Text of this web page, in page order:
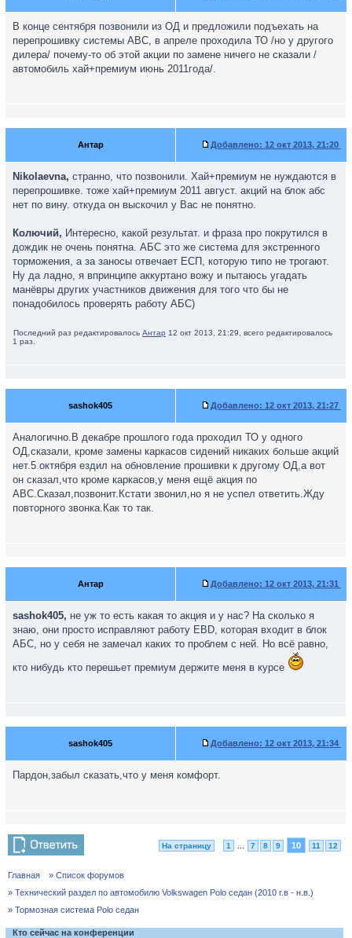
В конце сентября позвонили из ОД и предложили подъехать на
перепрошивку системы АВС, в апреле проходила ТО /но у другого
дилера/ почему-то об этой акции по замене ничего не сказали /
автомобиль хай+премиум июнь 2011года/.
Антар Добавлено: 12 окт 2013, 21:20
Nikolaevna, странно, что позвонили. Хай+премиум не нуждаются в
перепрошивке. тоже хай+премиум 2011 август. акций на блок абс
нет по вину. откуда он выскочил у Вас не понятно.
Колючий, Интересно, какой результат. и фраза про покрутился в
дождик не очень понятна. АБС это же система для экстренного
торможения, а за заносы отвечает ЕСП, которую типо не трогают.
Ну да ладно, я впринципе аккуртано вожу и пытаюсь угадать
манёвры других участников движения для того что бы не
понадобилось проверять работу АБС)
Последний раз редактировалось Антар 12 окт 2013, 21:29, всего редактировалось
1 раз.
sashok405 Добавлено: 12 окт 2013, 21:27
Аналогично.В декабре прошлого года проходил ТО у одного
ОД,сказали, кроме замены каркасов сидений никаких больше акций
нет.5 октября ездил на обновление прошивки к другому ОД,а вот
он сказал,что кроме каркасов,у меня ещё акция по
ABC.Сказал,позвонит.Кстати звонил,но я не успел ответить.Жду
повторного звонка.Как то так.
Антар Добавлено: 12 окт 2013, 21:31
sashok405, не уж то есть какая то акция и у нас? На сколько я
знаю, они просто исправляют работу EBD, которая входит в блок
АБС, но у себя не замечал каких то проблем с ней. Но всё равно,
кто нибудь кто перешьет премиум держите меня в курсе
sashok405 Добавлено: 12 окт 2013, 21:34
Пардон,забыл сказать,что у меня комфорт.
На страницу 1 7 8 9 10 11 12
Главная
» Список форумов
» Технический раздел по автомобилю Volkswagen Polo седан (2010 г.в - н.в.)
» Тормозная система Polo седан
Кто сейчас на конференции